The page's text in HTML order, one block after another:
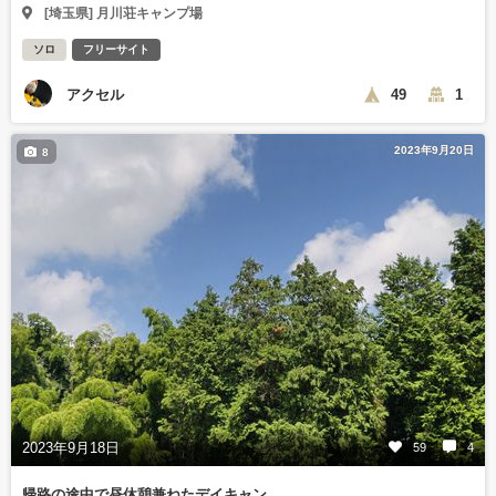
[埼玉県] 月川荘キャンプ場
ソロ フリーサイト
アクセル 49 1
2023年9月20日
2023年9月18日 59 4
8